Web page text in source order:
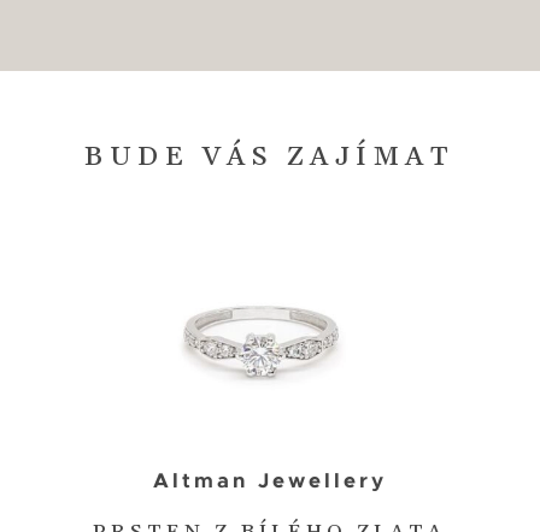
BUDE VÁS ZAJÍMAT
Altman Jewellery